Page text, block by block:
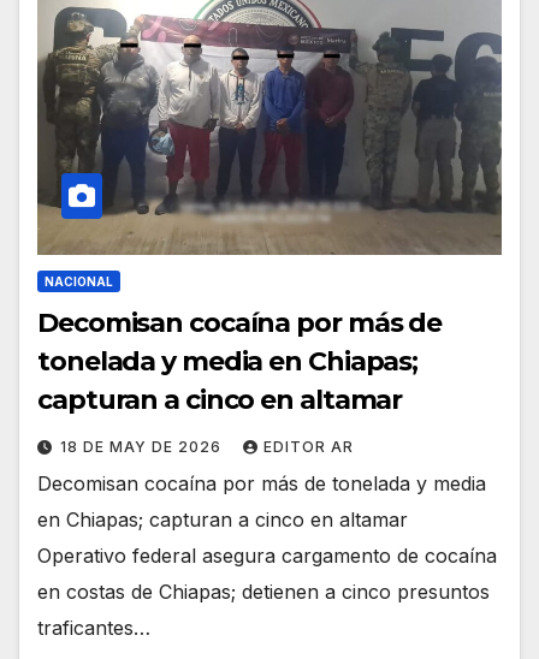
NACIONAL
Decomisan cocaína por más de
tonelada y media en Chiapas;
capturan a cinco en altamar
18 DE MAY DE 2026 EDITOR AR
Decomisan cocaína por más de tonelada y media
en Chiapas; capturan a cinco en altamar
Operativo federal asegura cargamento de cocaína
en costas de Chiapas; detienen a cinco presuntos
traficantes…